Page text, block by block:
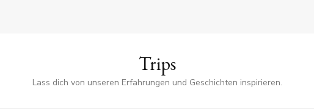
Trips
Lass dich von unseren Erfahrungen und Geschichten inspirieren.